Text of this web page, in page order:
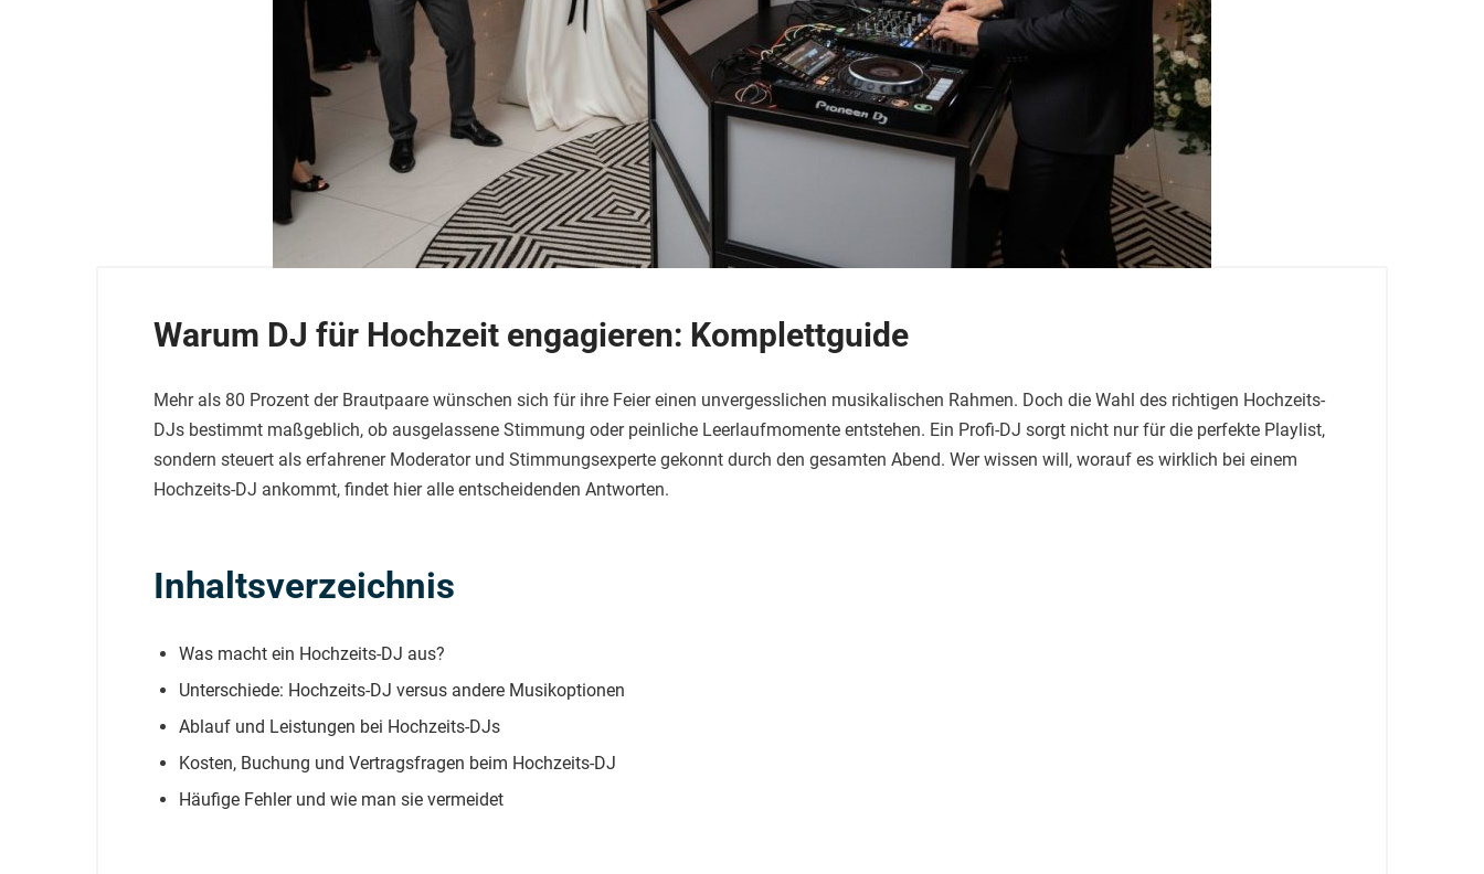
Warum DJ für Hochzeit engagieren: Komplettguide
Mehr als 80 Prozent der Brautpaare wünschen sich für ihre Feier einen unvergesslichen musikalischen Rahmen. Doch die Wahl des richtigen Hochzeits-
DJs bestimmt maßgeblich, ob ausgelassene Stimmung oder peinliche Leerlaufmomente entstehen. Ein Profi-DJ sorgt nicht nur für die perfekte Playlist,
sondern steuert als erfahrener Moderator und Stimmungsexperte gekonnt durch den gesamten Abend. Wer wissen will, worauf es wirklich bei einem
Hochzeits-DJ ankommt, findet hier alle entscheidenden Antworten.
Inhaltsverzeichnis
Was macht ein Hochzeits-DJ aus?
Unterschiede: Hochzeits-DJ versus andere Musikoptionen
Ablauf und Leistungen bei Hochzeits-DJs
Kosten, Buchung und Vertragsfragen beim Hochzeits-DJ
Häufige Fehler und wie man sie vermeidet